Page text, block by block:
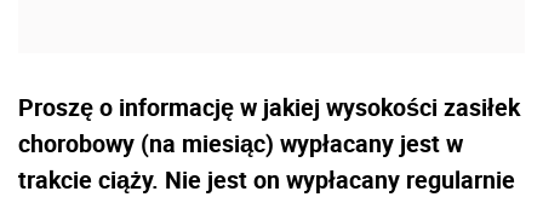
Proszę o informację w jakiej wysokości zasiłek
chorobowy (na miesiąc) wypłacany jest w
trakcie ciąży. Nie jest on wypłacany regularnie